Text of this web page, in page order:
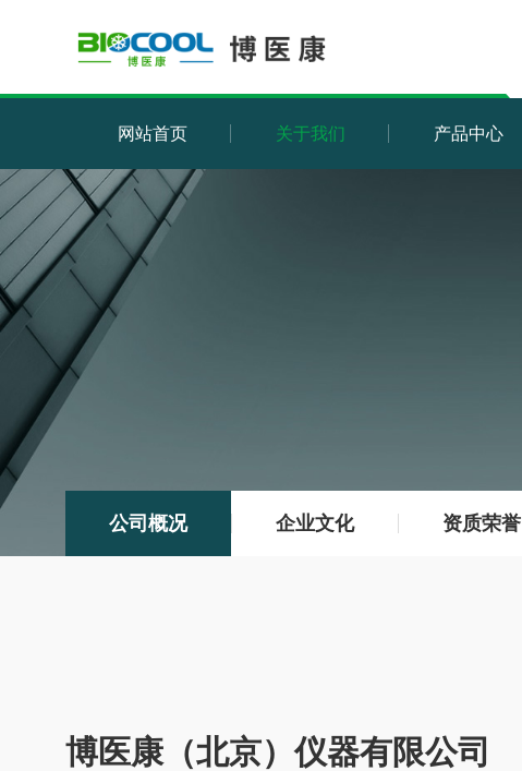
网站首页 关于我们 产品中心
公司概况 企业文化 资质荣誉
博医康（北京）仪器有限公司